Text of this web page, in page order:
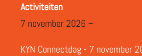
Activiteiten
7 november 2026 –
KYN Connectdag - 7 november